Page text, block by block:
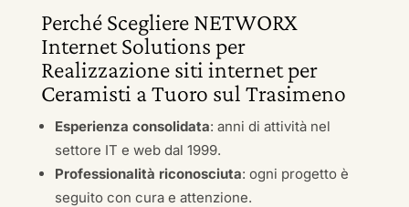
Perché Scegliere NETWORX
Internet Solutions per
Realizzazione siti internet per
Ceramisti a Tuoro sul Trasimeno
Esperienza consolidata: anni di attività nel
settore IT e web dal 1999.
Professionalità riconosciuta: ogni progetto è
seguito con cura e attenzione.